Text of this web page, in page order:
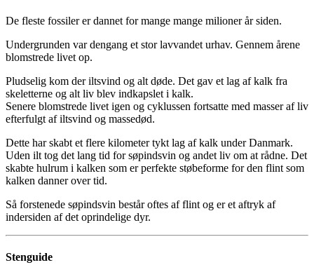
De fleste fossiler er dannet for mange mange milioner år siden.
Undergrunden var dengang et stor lavvandet urhav. Gennem årene
blomstrede livet op.
Pludselig kom der iltsvind og alt døde. Det gav et lag af kalk fra
skeletterne og alt liv blev indkapslet i kalk.
Senere blomstrede livet igen og cyklussen fortsatte med masser af liv
efterfulgt af iltsvind og massedød.
Dette har skabt et flere kilometer tykt lag af kalk under Danmark.
Uden ilt tog det lang tid for søpindsvin og andet liv om at rådne. Det
skabte hulrum i kalken som er perfekte støbeforme for den flint som
kalken danner over tid.
Så forstenede søpindsvin består oftes af flint og er et aftryk af
indersiden af det oprindelige dyr.
Stenguide